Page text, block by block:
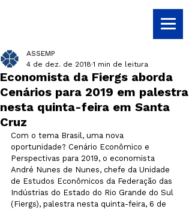
Economista da Fiergs aborda
Cenários para 2019 em palestra
nesta quinta-feira em Santa
Cruz
ASSEMP
4 de dez. de 2018 1 min de leitura
Com o tema Brasil, uma nova
oportunidade? Cenário Econômico e
Perspectivas para 2019, o economista
André Nunes de Nunes, chefe da Unidade
de Estudos Econômicos da Federação das
Indústrias do Estado do Rio Grande do Sul
(Fiergs), palestra nesta quinta-feira, 6 de